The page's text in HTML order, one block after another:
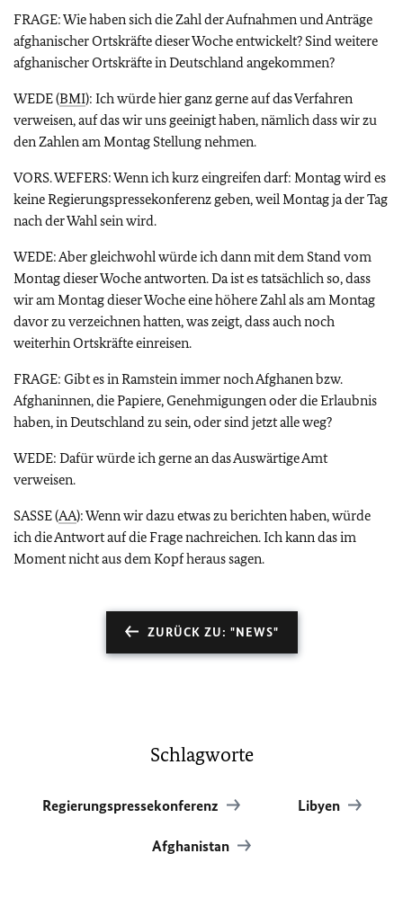
FRAGE: Wie haben sich die Zahl der Aufnahmen und Anträge
afghanischer Ortskräfte dieser Woche entwickelt? Sind weitere
afghanischer Ortskräfte in Deutschland angekommen?
WEDE (BMI): Ich würde hier ganz gerne auf das Verfahren
verweisen, auf das wir uns geeinigt haben, nämlich dass wir zu
den Zahlen am Montag Stellung nehmen.
VORS. WEFERS: Wenn ich kurz eingreifen darf: Montag wird es
keine Regierungspressekonferenz geben, weil Montag ja der Tag
nach der Wahl sein wird.
WEDE: Aber gleichwohl würde ich dann mit dem Stand vom
Montag dieser Woche antworten. Da ist es tatsächlich so, dass
wir am Montag dieser Woche eine höhere Zahl als am Montag
davor zu verzeichnen hatten, was zeigt, dass auch noch
weiterhin Ortskräfte einreisen.
FRAGE: Gibt es in Ramstein immer noch Afghanen bzw.
Afghaninnen, die Papiere, Genehmigungen oder die Erlaubnis
haben, in Deutschland zu sein, oder sind jetzt alle weg?
WEDE: Dafür würde ich gerne an das Auswärtige Amt
verweisen.
SASSE (AA): Wenn wir dazu etwas zu berichten haben, würde
ich die Antwort auf die Frage nachreichen. Ich kann das im
Moment nicht aus dem Kopf heraus sagen.
ZURÜCK ZU: "NEWS"
Schlagworte
Regierungspressekonferenz Libyen
Afghanistan